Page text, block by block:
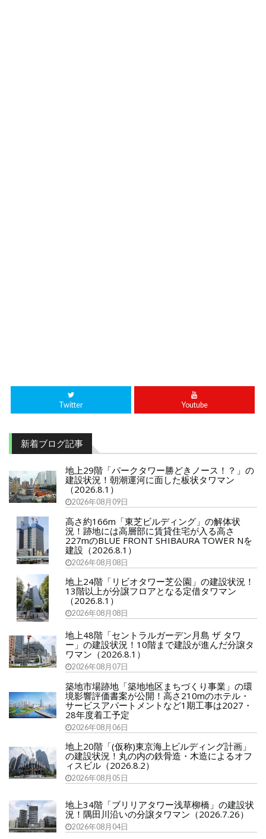
Twitter Youtube
新着ブログ記事
地上29階「パークタワー勝どきノース！？」の
建設状況！朝潮運河に面した板状タワマン
（2026.8.1）
2026年08月09日
高さ約166m「東芝ビルディング」の解体状
況！跡地には高層部に賃貸住宅が入る高さ
227mのBLUE FRONT SHIBAURA TOWER Nを
建設（2026.8.1）
2026年08月08日
地上24階「リビオタワー芝公園」の建設状況！
13階以上が分譲フロアとなる定借タワマン
（2026.8.1）
2026年08月08日
地上48階「セントラルガーデン月島 ザ タワ
ー」の建設状況！10階まで建設が進んだ分譲タ
ワマン（2026.8.1）
2026年08月07日
築地市場跡地「築地地区まちづくり事業」の環
境影響評価書案が公開！高さ210mのホテル・
サービスアパートメントなど1期工事は2027・
28年度着工予定
2026年08月06日
地上20階「(仮称)東京海上ビルディング計画」
の建設状況！丸の内の鉄骨造・木造によるオフ
ィスビル（2026.8.2）
2026年08月05日
地上34階「ブリリアタワー浅草柳橋」の建設状
況！隅田川沿いの分譲タワマン（2026.7.26）
2026年08月04日